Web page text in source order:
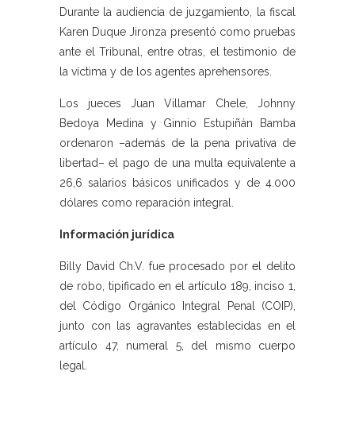
Durante la audiencia de juzgamiento, la fiscal
Karen Duque Jironza presentó como pruebas
ante el Tribunal, entre otras, el testimonio de
la víctima y de los agentes aprehensores.
Los jueces Juan Villamar Chele, Johnny
Bedoya Medina y Ginnio Estupiñán Bamba
ordenaron –además de la pena privativa de
libertad– el pago de una multa equivalente a
26,6 salarios básicos unificados y de 4.000
dólares como reparación integral.
Información jurídica
Billy David Ch.V. fue procesado por el delito
de robo, tipificado en el artículo 189, inciso 1,
del Código Orgánico Integral Penal (COIP),
junto con las agravantes establecidas en el
artículo 47, numeral 5, del mismo cuerpo
legal.